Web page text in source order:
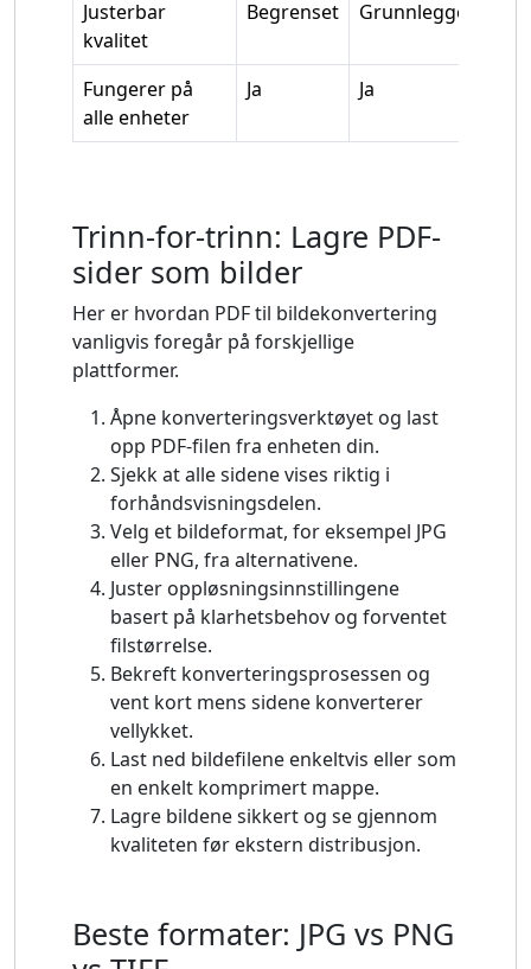
Justerbar
kvalitet
Begrenset Grunnleggende
Fungerer på
alle enheter
Ja Ja
Trinn-for-trinn: Lagre PDF-
sider som bilder
Her er hvordan PDF til bildekonvertering
vanligvis foregår på forskjellige
plattformer.
Åpne konverteringsverktøyet og last
opp PDF-filen fra enheten din.
Sjekk at alle sidene vises riktig i
forhåndsvisningsdelen.
Velg et bildeformat, for eksempel JPG
eller PNG, fra alternativene.
Juster oppløsningsinnstillingene
basert på klarhetsbehov og forventet
filstørrelse.
Bekreft konverteringsprosessen og
vent kort mens sidene konverterer
vellykket.
Last ned bildefilene enkeltvis eller som
en enkelt komprimert mappe.
Lagre bildene sikkert og se gjennom
kvaliteten før ekstern distribusjon.
Beste formater: JPG vs PNG